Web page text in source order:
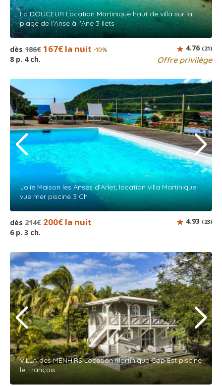
La DOUCEUR Location Martinique haut de villa sur la
plage de l'Anse à l'Ane 3 Ilets
dès 186€ 167€ la nuit -10%
8 p. 4 ch. Offre privilège
4.76 (21)
Jolie Maison les Anses d'Arlet, location villa Martinique
vue mer piscine 3 Ch
dès 214€ 200€ la nuit
6 p. 3 ch.
4.93 (23)
VILLA des MENHIRS Location Martinique Cap Est piscine
le François